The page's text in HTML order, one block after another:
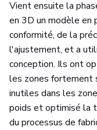
Vient ensuite la
en 3D un modèle en
conformité, de la
l'ajustement, et a
conception. Ils ont
les zones fortement
inutiles dans les
poids et optimisé la
du processus de